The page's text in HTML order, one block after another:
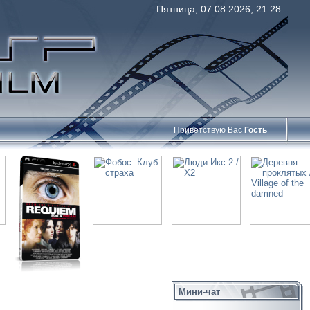
Пятница, 07.08.2026, 21:28
Приветствую Вас Гость
Мини-чат